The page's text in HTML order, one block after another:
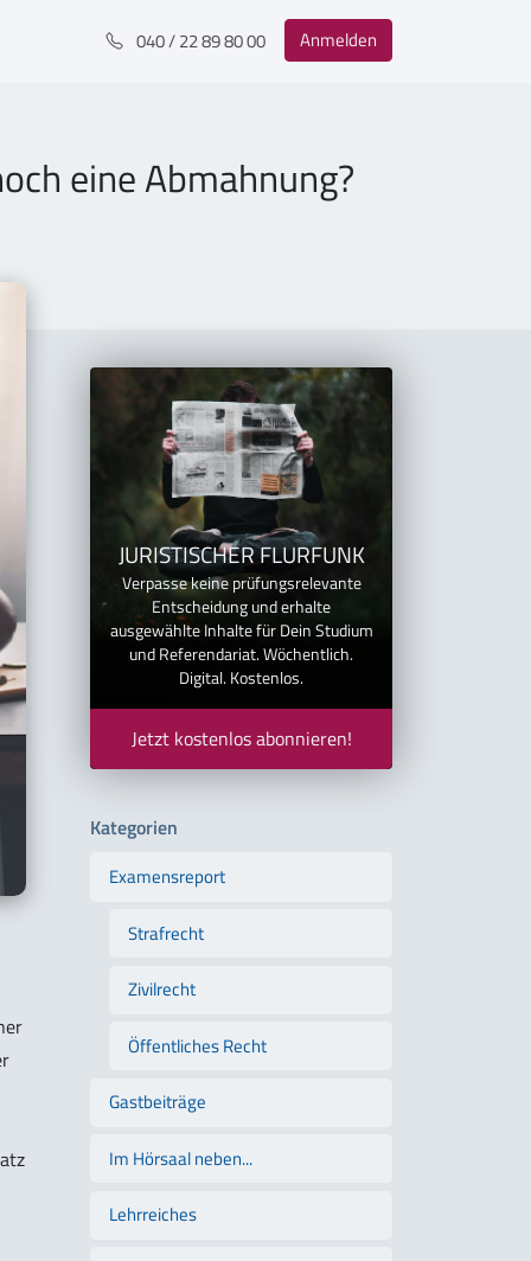
040 / 22 89 80 00 Anmelden
eine Abmahnung?
JURISTISCHER FLURFUNK
Verpasse keine prüfungsrelevante
Entscheidung und erhalte
ausgewählte Inhalte für Dein Studium
und Referendariat. Wöchentlich.
Digital. Kostenlos.
Jetzt kostenlos abonnieren!
Kategorien
Examensreport
Strafrecht
Zivilrecht
Öffentliches Recht
Gastbeiträge
Im Hörsaal neben...
Lehrreiches